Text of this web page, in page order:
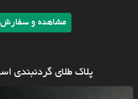
مشاهده و سفارش
پلاک طلای گردنبندی